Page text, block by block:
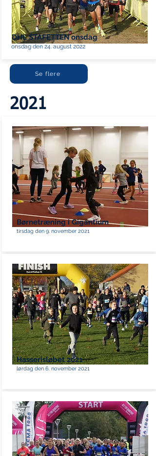
DHL STAFETTEN onsdag
onsdag den 24. august 2022
Se flere
2021
Børnetræning i Gigantium
tirsdag den 9. november 2021
Hasserisløbet 2021
lørdag den 6. november 2021